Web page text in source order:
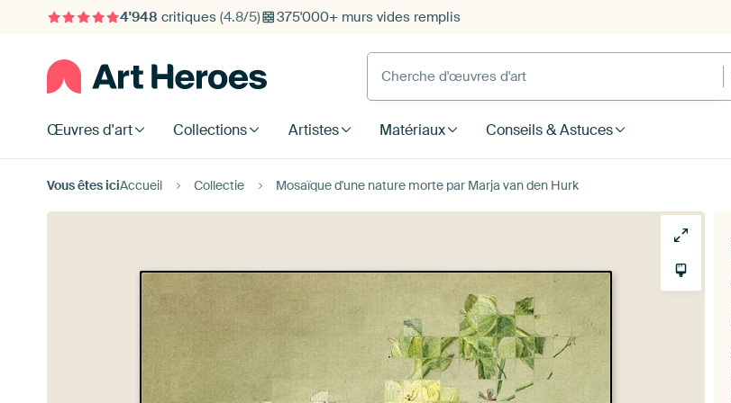
4'948 critiques (4.8/5) 375'000+ murs vides remplis
Cherche d'œuvres d'art
Œuvres d'art Collections Artistes Matériaux Conseils & Astuces
Vous êtes iciAccueil Collectie Mosaïque d'une nature morte par Marja van den Hurk